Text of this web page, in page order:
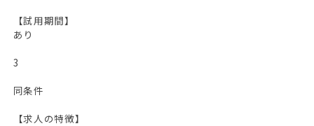
【試用期間】
あり
3
同条件
【求人の特徴】